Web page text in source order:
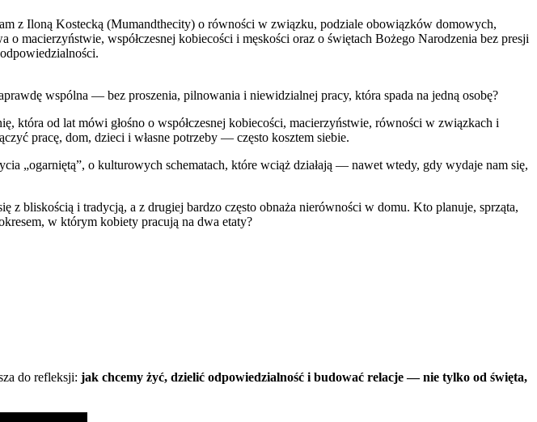
wspólna — bez proszenia, pilnowania i niewidzialnej pracy, która spada na jedną osobę?
która od lat mówi głośno o współczesnej kobiecości, macierzyństwie, równości w związkach i
pracę, dom, dzieci i własne potrzeby — często kosztem siebie.
„ogarniętą”, o kulturowych schematach, które wciąż działają — nawet wtedy, gdy wydaje nam się,
bliskością i tradycją, a z drugiej bardzo często obnaża nierówności w domu. Kto planuje, sprząta,
w którym kobiety pracują na dwa etaty?
do refleksji: jak chcemy żyć, dzielić odpowiedzialność i budować relacje — nie tylko od święta,